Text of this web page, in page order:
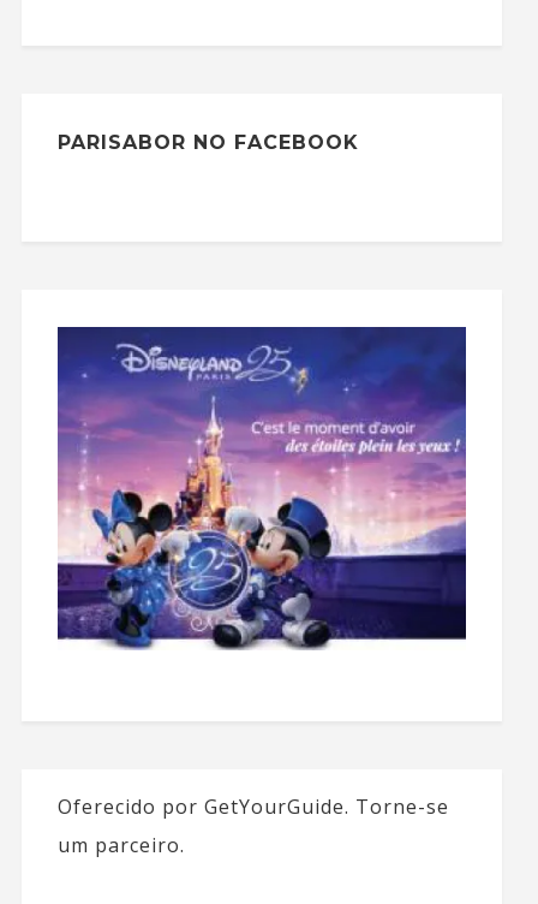
PARISABOR NO FACEBOOK
Oferecido por GetYourGuide. Torne-se
um parceiro.